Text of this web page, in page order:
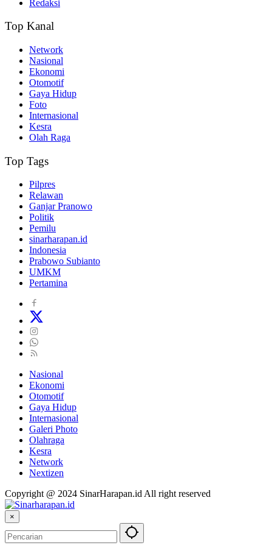
Redaksi
Top Kanal
Network
Nasional
Ekonomi
Otomotif
Gaya Hidup
Foto
Internasional
Kesra
Olah Raga
Top Tags
Pilpres
Relawan
Ganjar Pranowo
Politik
Pemilu
sinarharapan.id
Indonesia
Prabowo Subianto
UMKM
Pertamina
Nasional
Ekonomi
Otomotif
Gaya Hidup
Internasional
Galeri Photo
Olahraga
Kesra
Network
Nextizen
Copyright @ 2024 SinarHarapan.id All right reserved
×